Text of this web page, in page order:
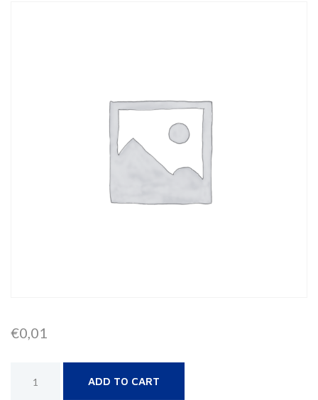
€0,01
ADD TO CART